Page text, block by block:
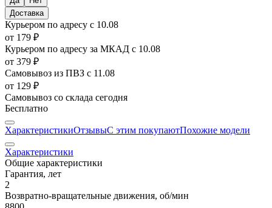
Доставка
Курьером по адресу с 10.08
от 179 ₽
Курьером по адресу за МКАД с 10.08
от 379 ₽
Самовывоз из ПВЗ с 11.08
от 129 ₽
Самовывоз со склада сегодня
Бесплатно
ХарактеристикиОтзывыС этим покупаютПохожие модели
Характеристики
Общие характеристики
Гарантия, лет
2
Возвратно-вращательные движения, об/мин